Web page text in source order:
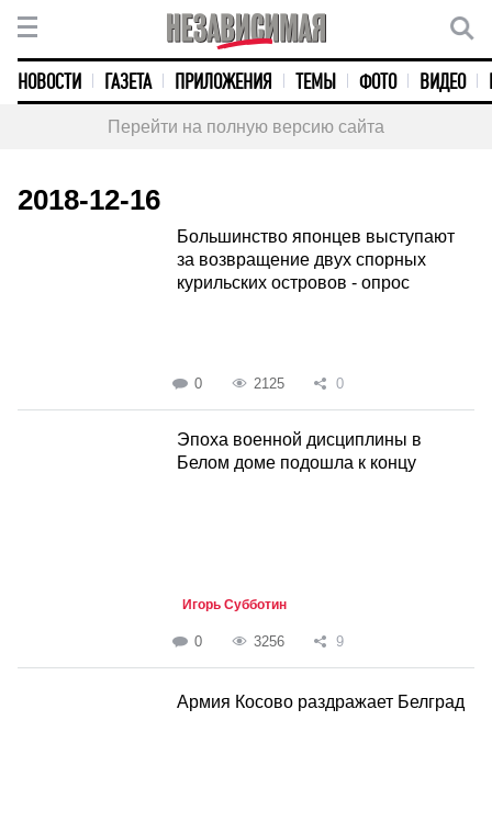
НОВОСТИ ГАЗЕТА ПРИЛОЖЕНИЯ ТЕМЫ ФОТО ВИДЕО
Перейти на полную версию сайта
2018-12-16
Большинство японцев выступают
за возвращение двух спорных
курильских островов - опрос
0 2125 0
Эпоха военной дисциплины в
Белом доме подошла к концу
Игорь Субботин
0 3256 9
Армия Косово раздражает Белград